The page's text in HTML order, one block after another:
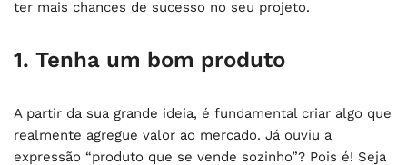
ter mais chances de sucesso no seu projeto.
1. Tenha um bom produto
A partir da sua grande ideia, é fundamental criar algo que
realmente agregue valor ao mercado. Já ouviu a
expressão “produto que se vende sozinho”? Pois é! Seja